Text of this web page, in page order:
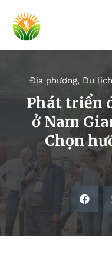
Địa phương, Du
Phát triển
ở Nam
Chọn